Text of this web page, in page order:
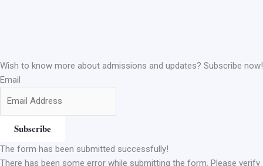
Wish to know more about admissions and updates? Subscribe now!
Email
Subscribe
The form has been submitted successfully!
There has been some error while submitting the form. Please verify